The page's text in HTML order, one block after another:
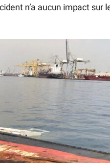
n’a aucun impact sur